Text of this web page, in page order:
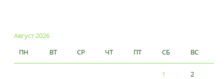
Август 2026
ПН
ВТ СР ЧТ ПТ СБ ВС
1 2